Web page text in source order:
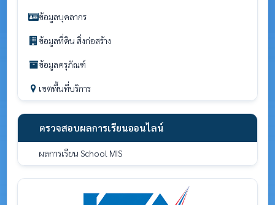
ข้อมูลบุคลากร
ข้อมูลที่ดิน สิ่งก่อสร้าง
ข้อมูลครุภัณฑ์
เขตพื้นที่บริการ
ตรวจสอบผลการเรียนออนไลน์
ผลการเรียน School MIS